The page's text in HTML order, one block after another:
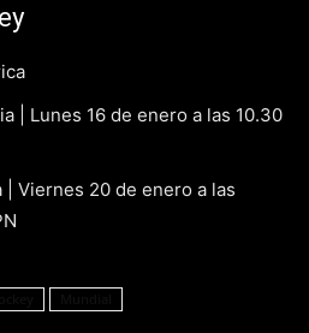
| Lunes 16 de enero a las 10.30
| Viernes 20 de enero a las